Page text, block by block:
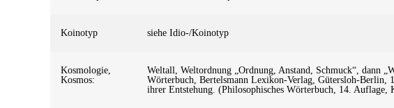
Koinotyp siehe Idio-/Koinotyp
Kosmologie,
Kosmos:
Weltall, Weltordnung „Ordnung, Anstand, Schmuck“, dann
Wörterbuch, Bertelsmann Lexikon-Verlag, Gütersloh-Berlin,
ihrer Entstehung. (Philosophisches Wörterbuch, 14. Auflage,